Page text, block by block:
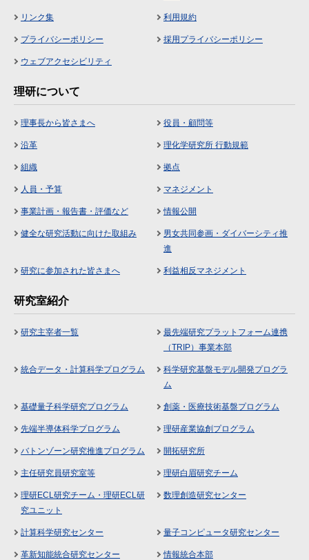
リンク集 利用規約
プライバシーポリシー 採用プライバシーポリシー
ウェブアクセシビリティ
理研について
理事長から皆さまへ 役員・顧問等
沿革 理化学研究所 行動規範
組織 拠点
人員・予算 マネジメント
事業計画・報告書・評価など 情報公開
健全な研究活動に向けた取組み
男女共同参画・ダイバーシティ推
進
研究に参加された皆さまへ 利益相反マネジメント
研究室紹介
研究主宰者一覧
最先端研究プラットフォーム連携
（TRIP）事業本部
統合データ・計算科学プログラム
科学研究基盤モデル開発プログラ
ム
基礎量子科学研究プログラム 創薬・医療技術基盤プログラム
先端半導体科学プログラム 理研産業協創プログラム
バトンゾーン研究推進プログラム 開拓研究所
主任研究員研究室等 理研白眉研究チーム
理研ECL研究チーム・理研ECL研
究ユニット
数理創造研究センター
計算科学研究センター 量子コンピュータ研究センター
革新知能統合研究センター 情報統合本部